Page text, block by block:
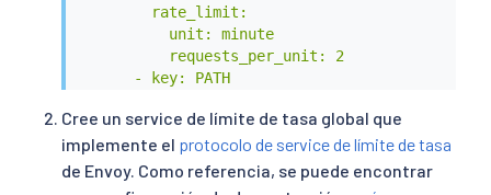
        rate_limit:
          unit: minute
          requests_per_unit: 2
      - key: PATH
          unit: minute
          requests_per_unit: 100
EOF
Cree un service de límite de tasa global que
implemente el protocolo de service de límite de tasa
de Envoy. Como referencia, se puede encontrar